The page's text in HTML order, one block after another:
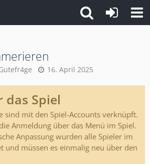
16. April 2025
das Spiel
sind mit den Spiel-Accounts verknüpft.
Anmeldung über das Menü im Spiel.
Anpassung wurden alle Spieler im
und müssen es einmalig neu über den